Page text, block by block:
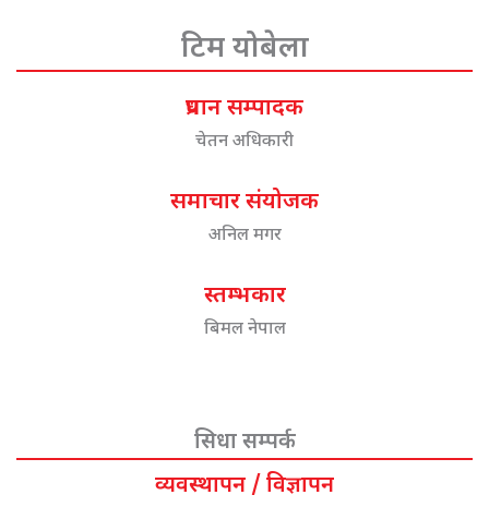
टिम योबेला
प्रधान सम्पादक
चेतन अधिकारी
समाचार संयोजक
अनिल मगर
स्तम्भकार
बिमल नेपाल
सिधा सम्पर्क
व्यवस्थापन / विज्ञापन